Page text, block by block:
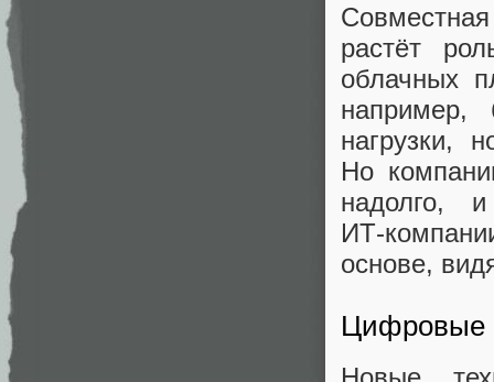
растёт
облачных
например,
нагрузки,
Но
надолго,
основе,
Цифровые